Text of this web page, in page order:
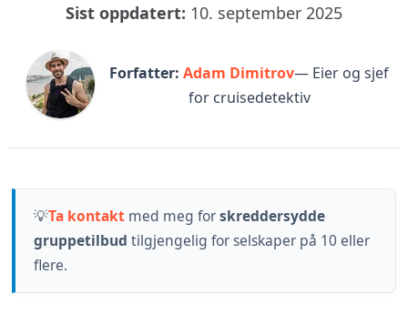
Sist oppdatert: 10. september 2025
Forfatter: Adam Dimitrov— Eier og sjef
for cruisedetektiv
💡Ta kontakt med meg forskreddersydde
gruppetilbud tilgjengelig for selskaper på 10 eller
flere.